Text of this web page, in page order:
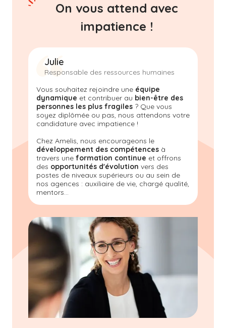
On vous attend avec
impatience !
Julie
Responsable des ressources humaines
Vous souhaitez rejoindre une équipe
dynamique et contribuer au bien-être des
personnes les plus fragiles ? Que vous
soyez diplômée ou pas, nous attendons votre
candidature avec impatience !
Chez Amelis, nous encourageons le
développement des compétences à
travers une formation continue et offrons
des opportunités d'évolution vers des
postes de niveaux supérieurs ou au sein de
nos agences : auxiliaire de vie, chargé qualité,
mentors...